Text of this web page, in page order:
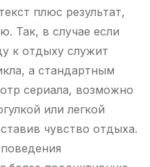
плюс результат,
Так, в случае если
к отдыху служит
а стандартным
сериала, возможно
или легкой
чувство отдыха.